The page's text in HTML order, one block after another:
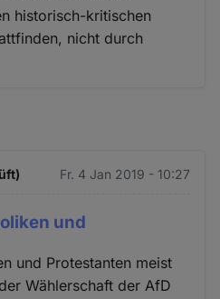
historisch-kritischen
nicht durch
Fr. 4 Jan 2019 - 10:27
und
und Protestanten meist
Wählerschaft der AfD